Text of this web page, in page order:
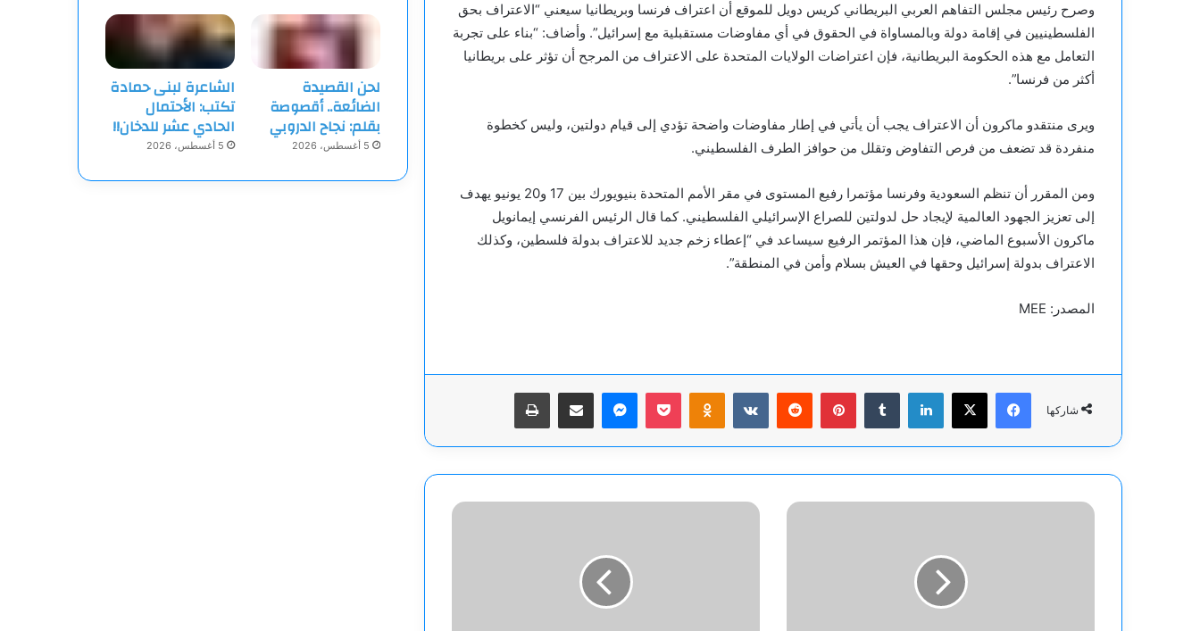
وصرح رئيس مجلس التفاهم العربي البريطاني كريس دويل للموقع أن اعتراف فرنسا وبريطانيا سيعني “الاعتراف بحق
الفلسطينيين في إقامة دولة وبالمساواة في الحقوق في أي مفاوضات مستقبلية مع إسرائيل”. وأضاف: “بناء على تجربة
التعامل مع هذه الحكومة البريطانية، فإن اعتراضات الولايات المتحدة على الاعتراف من المرجح أن تؤثر على بريطانيا
أكثر من فرنسا”.
ويرى منتقدو ماكرون أن الاعتراف يجب أن يأتي في إطار مفاوضات واضحة تؤدي إلى قيام دولتين، وليس كخطوة
منفردة قد تضعف من فرص التفاوض وتقلل من حوافز الطرف الفلسطيني.
ومن المقرر أن تنظم السعودية وفرنسا مؤتمرا رفيع المستوى في مقر الأمم المتحدة بنيويورك بين 17 و20 يونيو يهدف
إلى تعزيز الجهود العالمية لإيجاد حل لدولتين للصراع الإسرائيلي الفلسطيني. كما قال الرئيس الفرنسي إيمانويل
ماكرون الأسبوع الماضي، فإن هذا المؤتمر الرفيع سيساعد في “إعطاء زخم جديد للاعتراف بدولة فلسطين، وكذلك
الاعتراف بدولة إسرائيل وحقها في العيش بسلام وأمن في المنطقة”.
المصدر: MEE
شاركها
فيسبوك
‫X لينكدإن بينتيريست Odnoklassniki
‫Pocketماسنجرمشاركة عبر البريد طباعة
الصحة
مساعد
لحن القصيدة
الضائعة.. أقصوصة
بقلم: نجاح الدروبي
5 أغسطس، 2026
الشاعرة لبنى حمادة
تكتب: الأحتمال
الحادي عشر للدخان!!
5 أغسطس، 2026